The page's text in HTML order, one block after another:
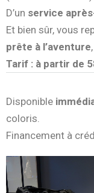
D’un service
Et bien sûr, vous
prête à l’aventure
Tarif : à partir de
Disponible
coloris.
Financement à